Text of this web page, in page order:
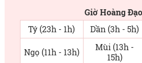
Giờ Hoàng
Tý (23h - 1h)
Dần (3h - 5h)
Ngọ (11h - 13h)
Mùi (13h -
15h)